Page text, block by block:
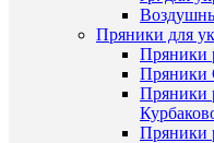
Пряники для
Пряники
Пряники
Пряники
Пряники